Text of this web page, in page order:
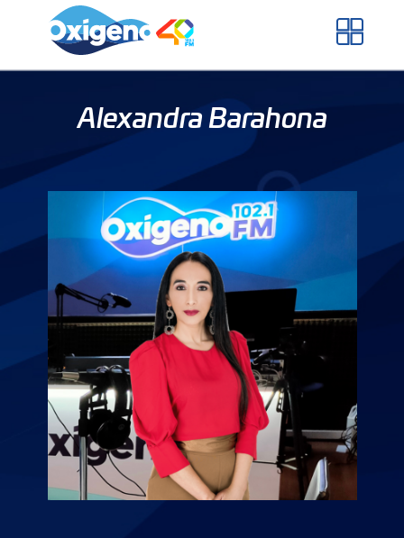
Alexandra Barahona